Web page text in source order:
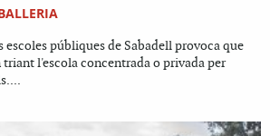
escoles públiques de Sabadell provoca que
l'escola concentrada o privada per